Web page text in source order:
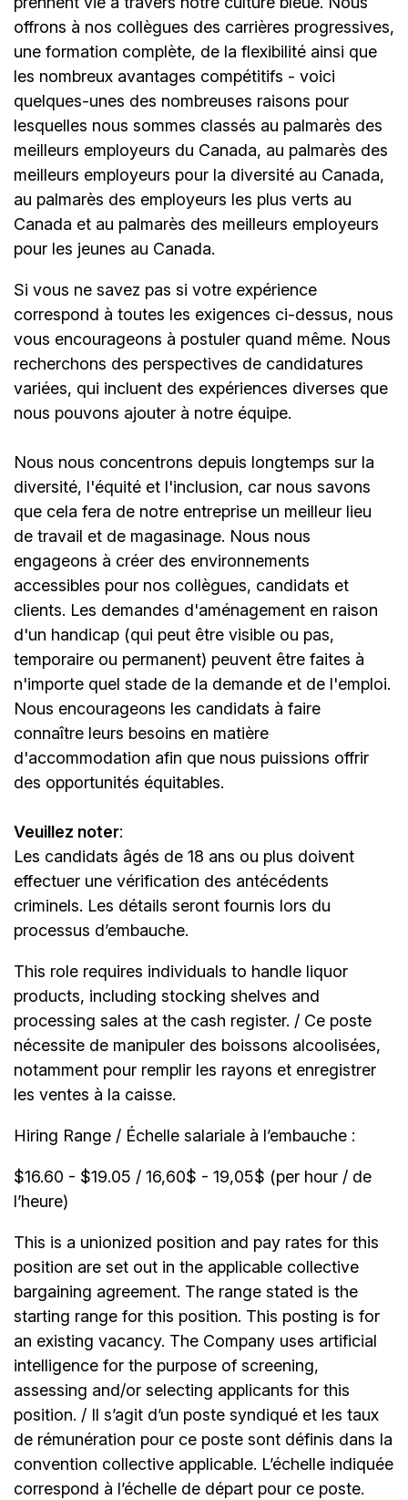
offrons à nos collègues des carrières progressives,
une formation complète, de la flexibilité ainsi que
les nombreux avantages compétitifs - voici
quelques-unes des nombreuses raisons pour
lesquelles nous sommes classés au palmarès des
meilleurs employeurs du Canada, au palmarès des
meilleurs employeurs pour la diversité au Canada,
au palmarès des employeurs les plus verts au
Canada et au palmarès des meilleurs employeurs
pour les jeunes au Canada.
Si vous ne savez pas si votre expérience
correspond à toutes les exigences ci-dessus, nous
vous encourageons à postuler quand même. Nous
recherchons des perspectives de candidatures
variées, qui incluent des expériences diverses que
nous pouvons ajouter à notre équipe.
Nous nous concentrons depuis longtemps sur la
diversité, l'équité et l'inclusion, car nous savons
que cela fera de notre entreprise un meilleur lieu
de travail et de magasinage. Nous nous
engageons à créer des environnements
accessibles pour nos collègues, candidats et
clients. Les demandes d'aménagement en raison
d'un handicap (qui peut être visible ou pas,
temporaire ou permanent) peuvent être faites à
n'importe quel stade de la demande et de l'emploi.
Nous encourageons les candidats à faire
connaître leurs besoins en matière
d'accommodation afin que nous puissions offrir
des opportunités équitables.
Veuillez noter:
Les candidats âgés de 18 ans ou plus doivent
effectuer une vérification des antécédents
criminels. Les détails seront fournis lors du
processus d’embauche.
This role requires individuals to handle liquor
products, including stocking shelves and
processing sales at the cash register. / Ce poste
nécessite de manipuler des boissons alcoolisées,
notamment pour remplir les rayons et enregistrer
les ventes à la caisse.
Hiring Range / Échelle salariale à l’embauche :
$16.60 - $19.05 / 16,60$ - 19,05$ (per hour / de
l’heure)
This is a unionized position and pay rates for this
position are set out in the applicable collective
bargaining agreement. The range stated is the
starting range for this position. This posting is for
an existing vacancy. The Company uses artificial
intelligence for the purpose of screening,
assessing and/or selecting applicants for this
position. / Il s’agit d’un poste syndiqué et les taux
de rémunération pour ce poste sont définis dans la
convention collective applicable. L’échelle indiquée
correspond à l’échelle de départ pour ce poste.